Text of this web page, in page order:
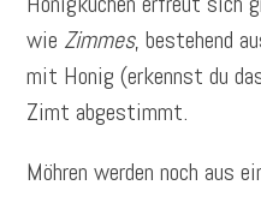
wie Zimmes, bestehend
mit Honig (erkennst du
Zimt abgestimmt.
Möhren werden noch aus